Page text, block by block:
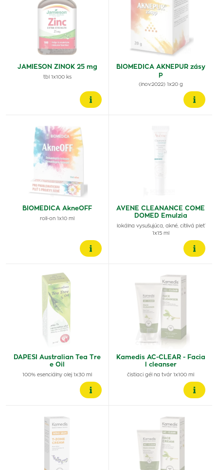
JAMIESON ZINOK 25 mg
tbl 1x100 ks
BIOMEDICA AKNEPUR zásy
p
(inov.2022) 1x20 g
BIOMEDICA AkneOFF
roll-on 1x10 ml
AVENE CLEANANCE COME
DOMED Emulzia
lokálna vysušujúca, akné, citlivá pleť
1x15 ml
DAPESI Australian Tea Tre
e Oil
100% esenciálny olej 1x30 ml
Kamedis AC-CLEAR - Facia
l cleanser
čistiaci gél na tvár 1x100 ml